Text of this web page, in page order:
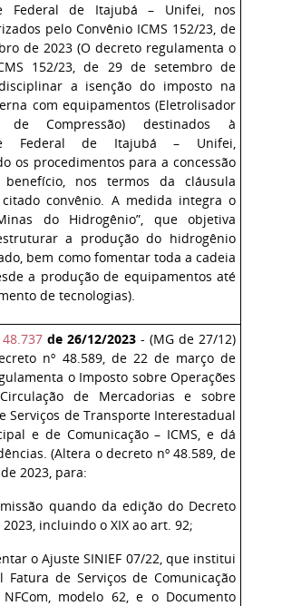
Federal de Itajubá – Unifei, nos
pelo Convênio ICMS 152/23, de
de 2023 (O decreto regulamenta o
152/23, de 29 de setembro de
a isenção do imposto na
com equipamentos (Eletrolisador
Compressão) destinados à
Federal de Itajubá – Unifei,
os procedimentos para a concessão
nos termos da cláusula
convênio. A medida integra o
do Hidrogênio”, que objetiva
a produção do hidrogênio
bem como fomentar toda a cadeia
a produção de equipamentos até
de tecnologias).
48.737 de 26/12/2023 - (MG de 27/12)
nº 48.589, de 22 de março de
o Imposto sobre Operações
de Mercadorias e sobre
Serviços de Transporte Interestadual
e de Comunicação – ICMS, e dá
(Altera o decreto nº 48.589, de
2023, para:
quando da edição do Decreto
2023, incluindo o XIX ao art. 92;
o Ajuste SINIEF 07/22, que institui
Fatura de Serviços de Comunicação
modelo 62, e o Documento